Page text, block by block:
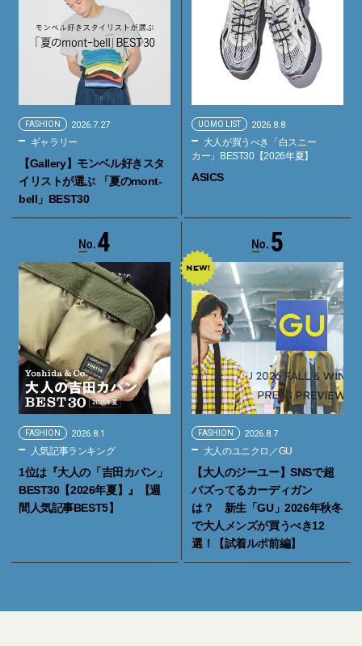
FASHION 2026.7.27
ギャラリー
【Gallery】モンベル好きスタ
イリストが選ぶ 「夏のmont-
bell」BEST30
UOMO LIST 2026.8.8
大人が買うべき「白スニー
カー」BEST30【2026年夏】
ASICS
4
FASHION 2026.8.1
人気記事ランキング
1位は『大人の「吉田カバン」
BEST30【2026年夏】』【週
間人気記事BEST5】
5
FASHION 2026.8.7
大人のユニクロ／GU
【大人のジーユー】SNSで超
バズってるカーディガン
は？ 新生「GU」2026年秋冬
で大人メンズが買うべき12
選！【試着ルポ前編】